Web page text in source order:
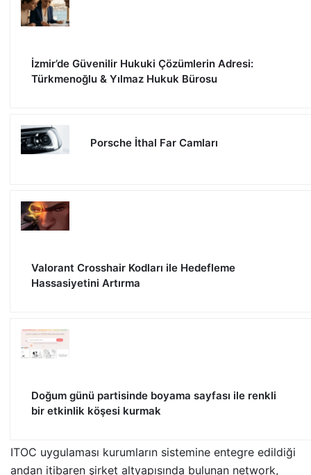
İzmir’de Güvenilir Hukuki Çözümlerin Adresi:
Türkmenoğlu & Yılmaz Hukuk Bürosu
Porsche İthal Far Camları
Valorant Crosshair Kodları ile Hedefleme
Hassasiyetini Artırma
Doğum günü partisinde boyama sayfası ile renkli
bir etkinlik köşesi kurmak
ITOC uygulaması kurumların sistemine entegre edildiği
andan itibaren şirket altyapısında bulunan network,